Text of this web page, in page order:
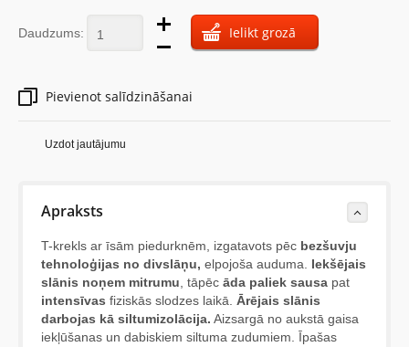
Daudzums: Ielikt grozā
Pievienot salīdzināšanai
Uzdot jautājumu
Apraksts
T-krekls ar īsām piedurknēm, izgatavots pēc bezšuvju
tehnoloģijas no divslāņu, elpojoša auduma. Iekšējais
slānis noņem mitrumu, tāpēc āda paliek sausa pat
intensīvas fiziskās slodzes laikā. Ārējais slānis
darbojas kā siltumizolācija. Aizsargā no aukstā gaisa
iekļūšanas un dabiskiem siltuma zudumiem. Īpašas